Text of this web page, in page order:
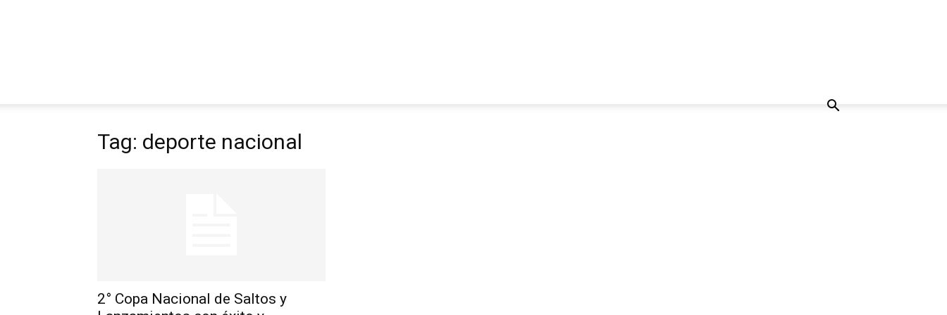
Tag: deporte nacional
2° Copa Nacional de Saltos y